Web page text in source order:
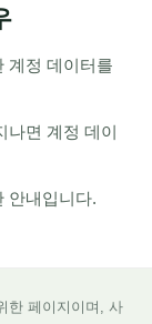
계정 데이터를
나면 계정 데이
안내입니다.
한 페이지이며, 사